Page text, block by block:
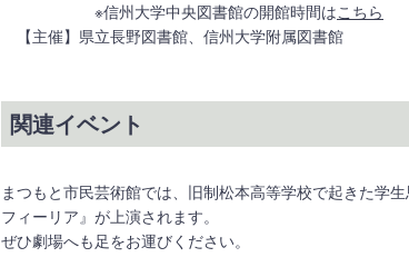
※信州大学中央図書館の開館時間はこちら
【主催】県立長野図書館、信州大学附属図書館
関連イベント
まつもと市民芸術館では、旧制松本高等学校で起きた学
フィーリア』が上演されます。
ぜひ劇場へも足をお運びください。